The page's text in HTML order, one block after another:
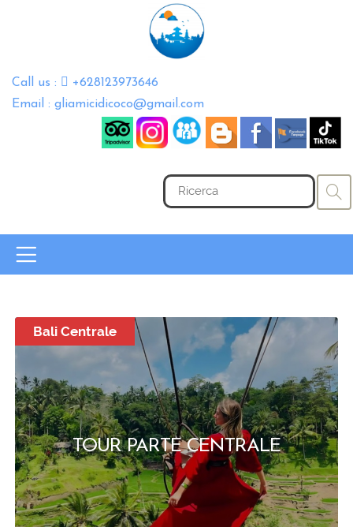
Call us :
+628123973646
Email : gliamicidicoco@gmail.com
TOUR PARTE CENTRALE
Bali Centrale